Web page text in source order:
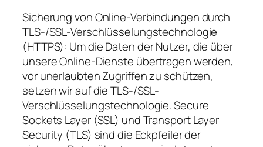
Sicherung von Online-Verbindungen durch
TLS-/SSL-Verschlüsselungstechnologie
(HTTPS): Um die Daten der Nutzer, die über
unsere Online-Dienste übertragen werden,
vor unerlaubten Zugriffen zu schützen,
setzen wir auf die TLS-/SSL-
Verschlüsselungstechnologie. Secure
Sockets Layer (SSL) und Transport Layer
Security (TLS) sind die Eckpfeiler der